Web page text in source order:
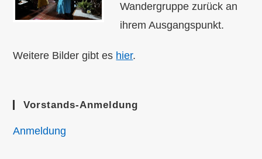
Wandergruppe zurück an
ihrem Ausgangspunkt.
Weitere Bilder gibt es hier.
Vorstands-Anmeldung
Anmeldung